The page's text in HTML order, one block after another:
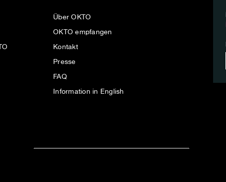
Über OKTO
OKTO empfangen
Kontakt
Presse
FAQ
Information in English